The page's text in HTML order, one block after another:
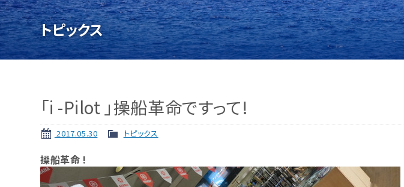
トピックス
「i -Pilot 」操船革命ですって!
2017.05.30 トピックス
操船革命 !